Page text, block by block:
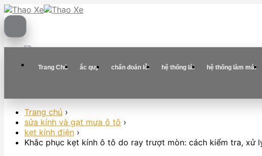
Skip
to
Trang Chủ ắc quy chẩn đoán lỗi hệ thống lái hệ thống làm mát
Trang chủ ›
sửa kính và gạt mưa ô tô ›
kẹt kính điện ›
Khắc phục kẹt kính ô tô do ray trượt mòn: cách kiểm tra, xử